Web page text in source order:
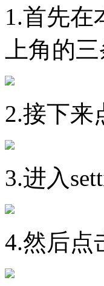
1.首先在
上角的三
2.接下来
3.进入
4.然后点